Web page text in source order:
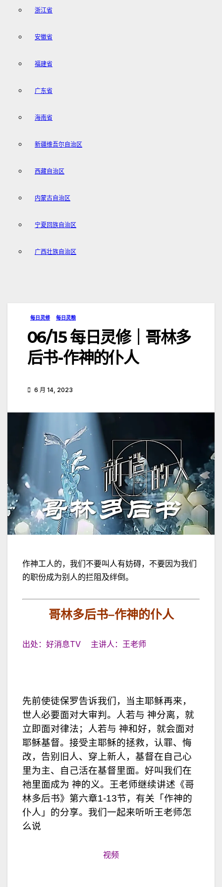
浙江省
安徽省
福建省
广东省
海南省
新疆维吾尔自治区
西藏自治区
内蒙古自治区
宁夏回族自治区
广西壮族自治区
每日灵修 每日灵粮
06/15 每日灵修｜哥林多
后书-作神的仆人
6 月 14, 2023
作神工人的，我们不要叫人有妨碍，不要因为我们
的职份成为别人的拦阻及绊倒。
哥林多后书–作神的仆人
出处：好消息TV 主讲人：王老师
先前使徒保罗告诉我们，当主耶稣再来，
世人必要面对大审判。人若与 神分离，就
立即面对律法；人若与 神和好，就会面对
耶稣基督。接受主耶稣的拯救，认罪、悔
改，告别旧人、穿上新人，基督在自己心
里为主、自己活在基督里面。好叫我们在
祂里面成为 神的义。王老师继续讲述《哥
林多后书》第六章1-13节，有关「作神的
仆人」的分享。我们一起来听听王老师怎
么说
视频